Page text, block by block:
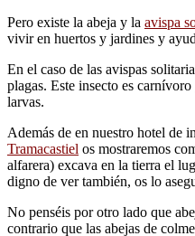
Pero existe la abeja y la avispa
vivir en huertos y jardines y
En el caso de las avispas
plagas. Este insecto es
larvas.
Además de en nuestro hotel de
Tramacastiel os mostraremos
alfarera) excava en la tierra el
digno de ver también, os lo
No penséis por otro lado que
contrario que las abejas de